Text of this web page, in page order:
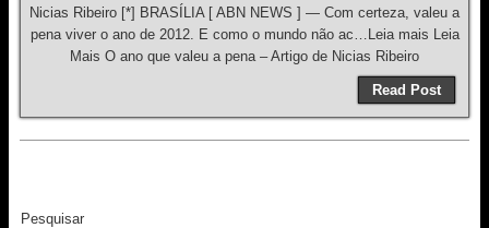
Nicias Ribeiro [*] BRASÍLIA [ ABN NEWS ] — Com certeza, valeu a
pena viver o ano de 2012. E como o mundo não ac…Leia mais Leia
Mais O ano que valeu a pena – Artigo de Nicias Ribeiro
Read Post
Pesquisar